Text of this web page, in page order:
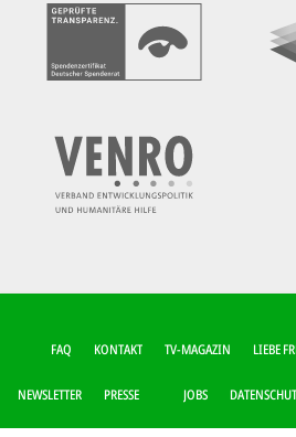
FUSSZEILEN-M
FAQ KONTAKT TV-MAGAZIN LIEBE
NEWSLETTER PRESSE JOBS